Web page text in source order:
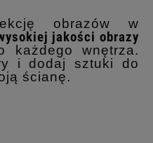
obrazów w
jakości obrazy
każdego wnętrza.
i dodaj sztuki do
ścianę.